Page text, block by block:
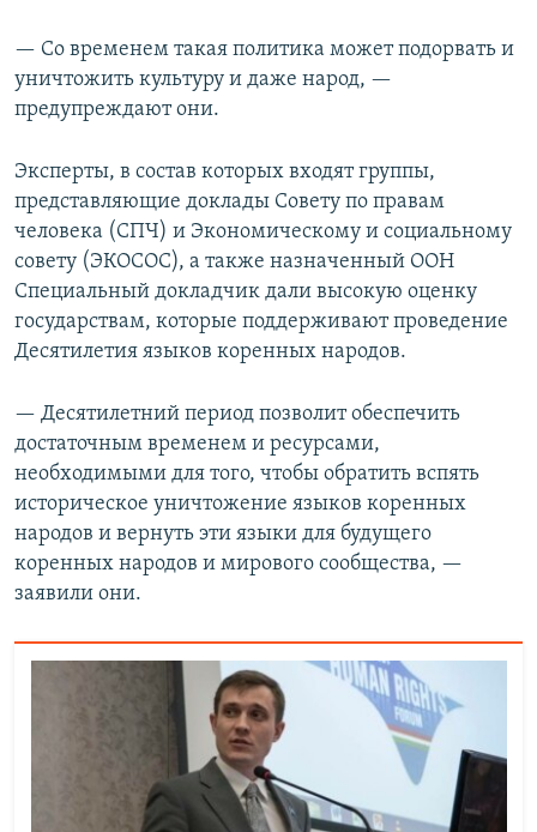
— Со временем такая политика может подорвать и
уничтожить культуру и даже народ, —
предупреждают они.
Эксперты, в состав которых входят группы,
представляющие доклады Совету по правам
человека (СПЧ) и Экономическому и социальному
совету (ЭКОСОС), а также назначенный ООН
Специальный докладчик дали высокую оценку
государствам, которые поддерживают проведение
Десятилетия языков коренных народов.
— Десятилетний период позволит обеспечить
достаточным временем и ресурсами,
необходимыми для того, чтобы обратить вспять
историческое уничтожение языков коренных
народов и вернуть эти языки для будущего
коренных народов и мирового сообщества, —
заявили они.